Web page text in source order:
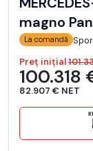
magno
La comandă
Preț inițial
100.318
82.907 € NET